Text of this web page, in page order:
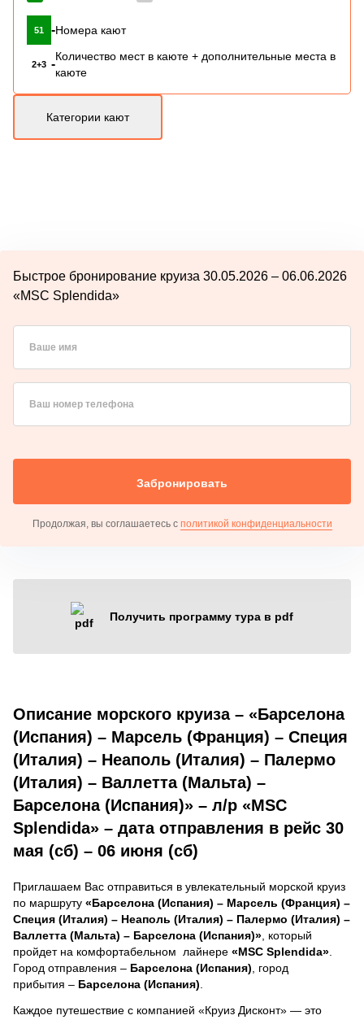
51 -Номера кают
2+3 -
Количество мест в каюте + дополнительные места в
каюте
Категории кают
Быстрое бронирование круиза 30.05.2026 – 06.06.2026
«MSC Splendida»
Ваше имя
Ваш номер телефона
Забронировать
Продолжая, вы соглашаетесь с политикой конфиденциальности
Получить программу тура в pdf
Описание морского круиза – «Барселона
(Испания) – Марсель (Франция) – Специя
(Италия) – Неаполь (Италия) – Палермо
(Италия) – Валлетта (Мальта) –
Барселона (Испания)» – л/р «MSC
Splendida» – дата отправления в рейс 30
мая (сб) – 06 июня (сб)
Приглашаем Вас отправиться в увлекательный морской круиз
по маршруту «Барселона (Испания) – Марсель (Франция) –
Специя (Италия) – Неаполь (Италия) – Палермо (Италия) –
Валлетта (Мальта) – Барселона (Испания)» , который
пройдет на комфортабельном лайнере «MSC Splendida»
Город отправления – Барселона (Испания) , город
прибытия – Барселона (Испания)
Каждое путешествие с компанией «Круиз Дисконт» — это